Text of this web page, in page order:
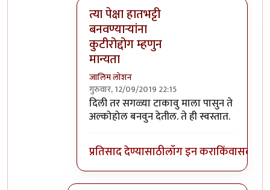
त्या पेक्षा हातभट्टी
बनवण्यार्‍यांना
कुटीरोद्दोग म्हणुन
मान्यता
जालिम लोशन
गुरुवार, 12/09/2019 22:15
In reply toसडक्या ज्वारीपासून (जी फेकूनच
दिली तर सगळ्या टाकावु माला पासुन ते
अल्कोहोल बनवुन देतील. ते ही स्वस्तात.
प्रतिसाद देण्यासाठीलॉग इन कराकिंवासदस्य